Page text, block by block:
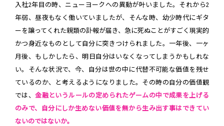
入社2年目の時、ニューヨークへの異動が叶いました。それから2
年弱、昼夜もなく働いていましたが、そんな時、幼少時代にギタ
ーを譲ってくれた親類の訃報が届き、急に死ぬことがすごく現実的
かつ身近なものとして自分に突きつけられました。一年後、一ヶ
月後、もしかしたら、明日自分はいなくなってしまうかもしれな
い。そんな状況で、今、自分は世の中に代替不可能な価値を残せ
ているのか、と考えるようになりました。その時の自分の価値観
では、金融というルールの定められたゲームの中で成果を上げる
のみで、自分にしか生めない価値を無から生み出す事はできてい
ないのではないか。